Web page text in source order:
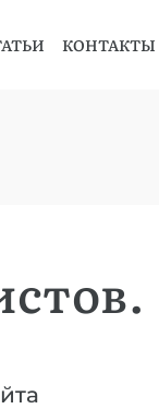
КОНТАКТЫ